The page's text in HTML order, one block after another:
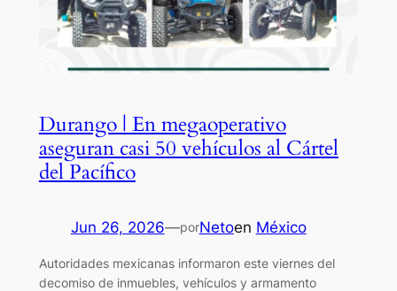
Durango | En megaoperativo
aseguran casi 50 vehículos al Cártel
del Pacífico
Jun 26, 2026—porNetoen México
Autoridades mexicanas informaron este viernes del
decomiso de inmuebles, vehículos y armamento